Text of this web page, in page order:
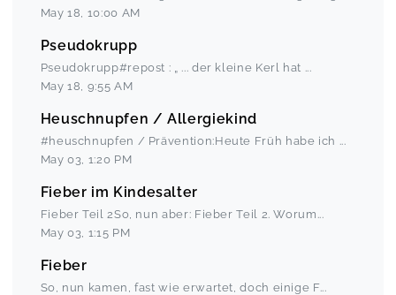
May 18 10:00 AM
Pseudokrupp
Pseudokrupp#repost : „ ... der kleine Kerl hat ...
May 18 9:55 AM
Heuschnupfen / Allergiekind
#heuschnupfen / Prävention:Heute Früh habe ich ...
May 03 1:20 PM
Fieber im Kindesalter
Fieber Teil 2So, nun aber: Fieber Teil 2. Worum ...
May 03 1:15 PM
Fieber
So, nun kamen, fast wie erwartet, doch einige F...